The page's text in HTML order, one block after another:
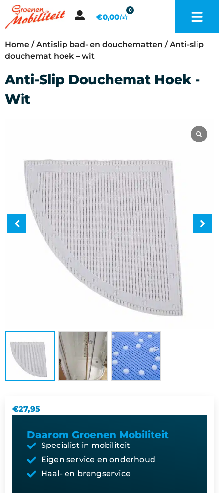
€0,00
0
Home /Antislip bad- en douchematten / Anti-slip
douchemat hoek – wit
Anti-Slip Douchemat Hoek -
Wit
€27,95
Daarom Groenen Mobiliteit
Specialist in mobiliteit
Eigen service en onderhoud
Haal- en brengservice